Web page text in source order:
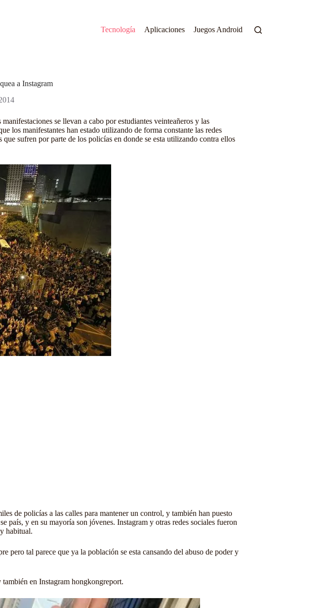
Tecnología
Aplicaciones Juegos Android
a Instagram
manifestaciones se llevan a cabo por estudiantes veinteañeros y las
los manifestantes han estado utilizando de forma constante las redes
sufren por parte de los policías en donde se esta utilizando contra ellos
de policías a las calles para mantener un control, y también han puesto
país, y en su mayoría son jóvenes. Instagram y otras redes sociales fueron
habitual.
pero tal parece que ya la población se esta cansando del abuso de poder y
también en Instagram hongkongreport.